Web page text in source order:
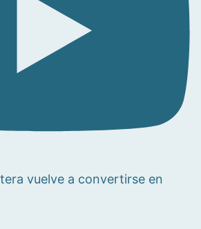
vuelve a convertirse en